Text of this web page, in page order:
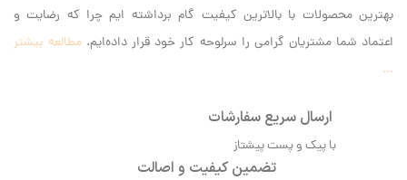
بهترین محصولات با بالاترین کیفیت گام برداشته ایم‌ چرا که رضایت و
اعتماد شما مشتریان گرامی را سرلوحه کار خود قرار داده‌ایم. مطالعه بیشتر
...
ارسال سریع سفارشات
با پیک و پست پیشتاز
تضمین کیفیت و اصالت